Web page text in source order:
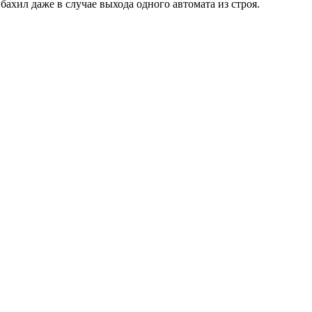
даже в случае выхода одного автомата из строя.